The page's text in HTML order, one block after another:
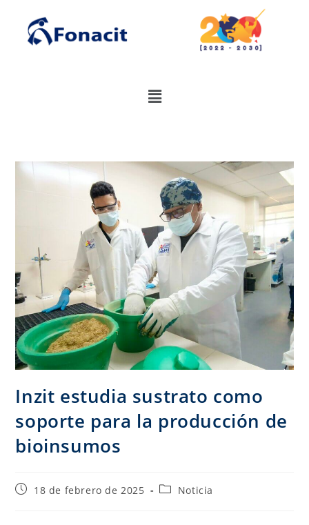
Inzit estudia sustrato como
soporte para la producción de
bioinsumos
18 de febrero de 2025 Noticia